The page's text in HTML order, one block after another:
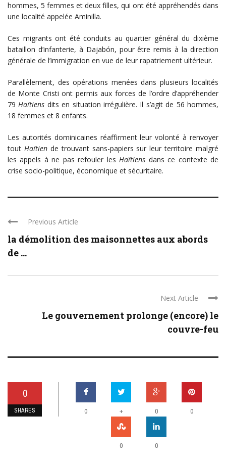
hommes, 5 femmes et deux filles, qui ont été appréhendés dans
une localité appelée Aminilla.
Ces migrants ont été conduits au quartier général du dixième
bataillon d’infanterie, à Dajabón, pour être remis à la direction
générale de l’immigration en vue de leur rapatriement ultérieur.
Parallèlement, des opérations menées dans plusieurs localités
de Monte Cristi ont permis aux forces de l’ordre d’appréhender
79Haïtiens dits en situation irrégulière. Il s’agit de 56 hommes,
18 femmes et 8 enfants.
Les autorités dominicaines réaffirment leur volonté à renvoyer
tout Haïtiende trouvant sans-papiers sur leur territoire malgré
les appels à ne pas refouler lesHaïtiens dans ce contexte de
crise socio-politique, économique et sécuritaire.
Previous Article
la démolition des maisonnettes aux abords
de ...
Next Article
Le gouvernement prolonge (encore) le
couvre-feu
0
SHARES 0 + 0 0
0 0